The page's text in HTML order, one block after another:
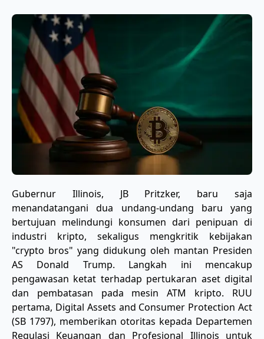
Gubernur Illinois, JB Pritzker, baru saja
menandatangani dua undang-undang baru yang
bertujuan melindungi konsumen dari penipuan di
industri kripto, sekaligus mengkritik kebijakan
"crypto bros" yang didukung oleh mantan Presiden
AS Donald Trump. Langkah ini mencakup
pengawasan ketat terhadap pertukaran aset digital
dan pembatasan pada mesin ATM kripto. RUU
pertama, Digital Assets and Consumer Protection Act
(SB 1797), memberikan otoritas kepada Departemen
Regulasi Keuangan dan Profesional Illinois untuk